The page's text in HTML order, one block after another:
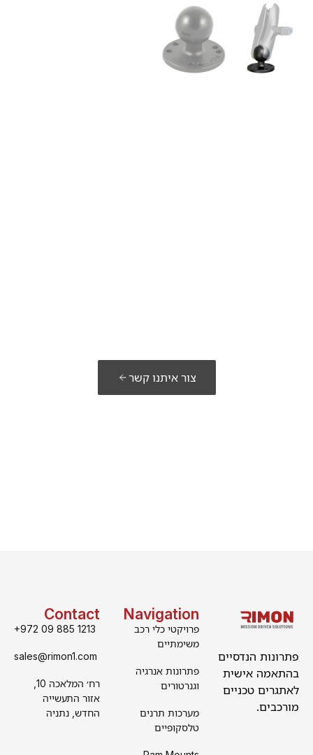
צור איתנו קשר
Contact
+972 09 885 1213
sales@rimon1.com
אזור התעשייה
החדש, נתניה
Navigation
פרויקטי כלי רכב
משימתיים
פתרונות אנרגיה
וגנרטורים
מערכות תרנים
טלסקופיים
פתרונות הנדסיים
בהתאמה אישית
לאתגרים טכניים
מורכבים.